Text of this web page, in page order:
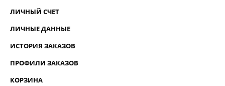
ЛИЧНЫЙ СЧЕТ
ЛИЧНЫЕ ДАННЫЕ
ИСТОРИЯ ЗАКАЗОВ
ПРОФИЛИ ЗАКАЗОВ
КОРЗИНА